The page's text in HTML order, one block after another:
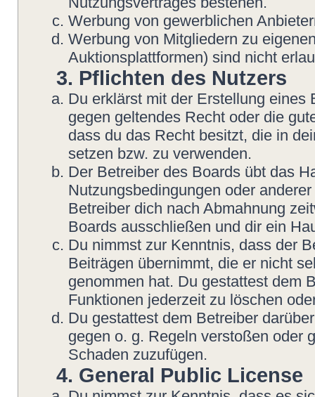
Werbung von gewerblichen
Werbung von Mitgliedern zu
Auktionsplattformen) sind nicht
3. Pflichten des Nutzers
Du erklärst mit der Erstellung eines
gegen geltendes Recht oder die
dass du das Recht besitzt, die in
setzen bzw. zu verwenden.
Der Betreiber des Boards übt das
Nutzungsbedingungen oder
Betreiber dich nach Abmahnung
Boards ausschließen und dir ein
Du nimmst zur Kenntnis, dass der
Beiträgen übernimmt, die er nicht
genommen hat. Du gestattest dem
Funktionen jederzeit zu löschen
Du gestattest dem Betreiber
gegen o. g. Regeln verstoßen oder
Schaden zuzufügen.
4. General Public License